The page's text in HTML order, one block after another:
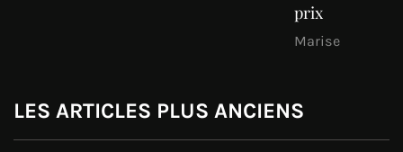
prix
Marise
LES ARTICLES PLUS ANCIENS